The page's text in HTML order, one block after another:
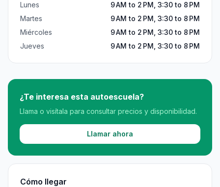
Lunes
9 AM to 2 PM, 3:30 to 8 PM
Martes
9 AM to 2 PM, 3:30 to 8 PM
Miércoles
9 AM to 2 PM, 3:30 to 8 PM
Jueves
9 AM to 2 PM, 3:30 to 8 PM
¿Te interesa esta autoescuela?
Llama o visítala para consultar precios y disponibilidad.
Llamar ahora
Cómo llegar